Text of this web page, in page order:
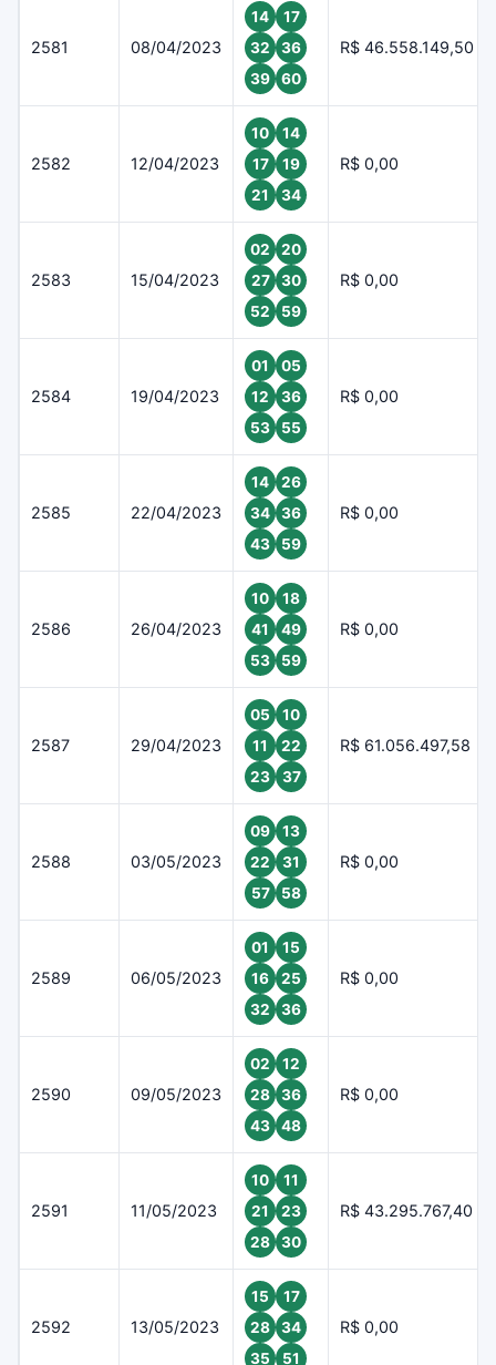
2581 08/04/2023
14
17
32
36
39
60
R$ 46.558.149,50
2582 12/04/2023
10
14
17
19
21
34
R$ 0,00
2583 15/04/2023
02
20
27
30
52
59
R$ 0,00
2584 19/04/2023
01
05
12
36
53
55
R$ 0,00
2585 22/04/2023
14
26
34
36
43
59
R$ 0,00
2586 26/04/2023
10
18
41
49
53
59
R$ 0,00
2587 29/04/2023
05
10
11
22
23
37
R$ 61.056.497,58
2588 03/05/2023
09
13
22
31
57
58
R$ 0,00
2589 06/05/2023
01
15
16
25
32
36
R$ 0,00
2590 09/05/2023
02
12
28
36
43
48
R$ 0,00
2591 11/05/2023
10
11
21
23
28
30
R$ 43.295.767,40
2592 13/05/2023
15
17
28
34
35
51
R$ 0,00